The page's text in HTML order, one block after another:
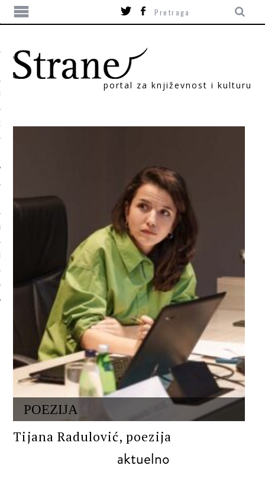
portal za književnost i kulturu
POEZIJA
Tijana Radulović, poezija
aktuelno